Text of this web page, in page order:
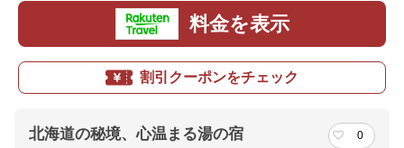
料金を表示
割引クーポンをチェック
北海道の秘境、心温まる湯の宿 0